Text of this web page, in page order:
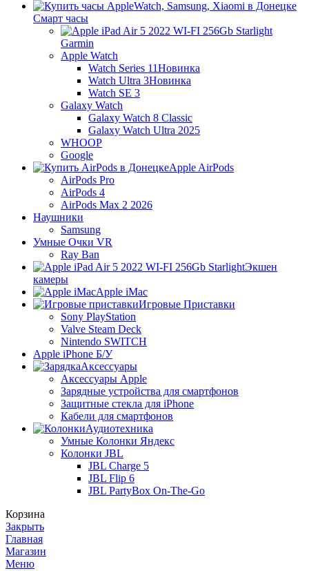
Смарт часы
Garmin
Apple Watch
Watch Series 11Новинка
Watch Ultra 3Новинка
Watch SE 3
Galaxy Watch
Galaxy Watch 8 Classic
Galaxy Watch Ultra 2025
WHOOP
Google
Apple AirPods
AirPods Pro
AirPods 4
AirPods Max 2 2026
Наушники
Samsung
Умные Очки VR
Ray Ban
Экшен
камеры
Apple iMac
Игровые Приставки
Sony PlayStation
Valve Steam Deck
Nintendo SWITCH
Apple iPhone Б/У
Аксессуары
Аксессуары Apple
Зарядные устройства для смартфонов
Защитные стекла для iPhone
Кабели для смартфонов
Аудиотехника
Умные Колонки Яндекс
Колонки JBL
JBL Charge 5
JBL Flip 6
JBL PartyBox On-The-Go
Корзина
Закрыть
Главная
Магазин
Меню